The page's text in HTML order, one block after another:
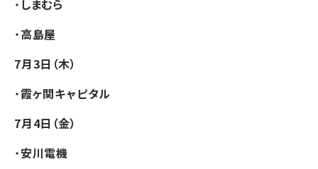
・ しまむら
・高島屋
7月3日（木）
・霞ヶ関キャピタル
7月4日（金）
・安川電機